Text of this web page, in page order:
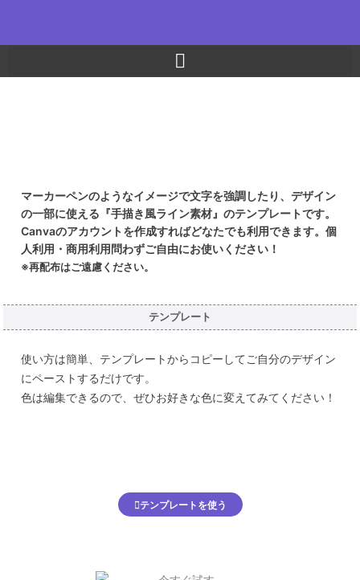
を
キ
マーカーペンのようなイメージで文字を強調したり、デザイン
の一部に使える『手描き風ライン素材』のテンプレートです。
Canvaのアカウントを作成すればどなたでも利用できます。個
人利用・商用利用問わずご自由にお使いください！
※再配布はご遠慮ください。
テンプレート
使い方は簡単、テンプレートからコピーしてご自分のデザイン
にペーストするだけです。
色は編集できるので、ぜひお好きな色に変えてみてください！
テンプレートを使う